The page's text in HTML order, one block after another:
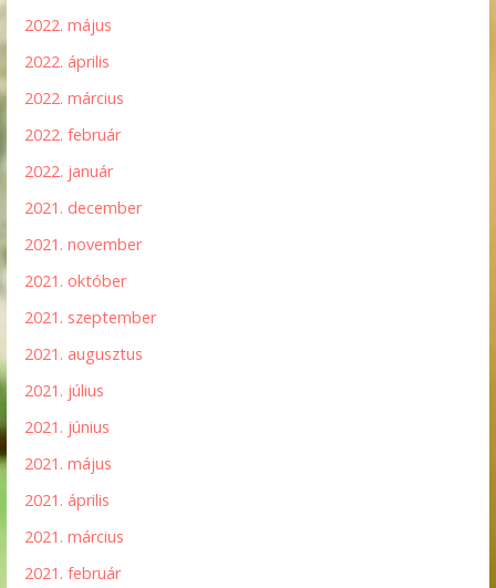
2022. május
2022. április
2022. március
2022. február
2022. január
2021. december
2021. november
2021. október
2021. szeptember
2021. augusztus
2021. július
2021. június
2021. május
2021. április
2021. március
2021. február